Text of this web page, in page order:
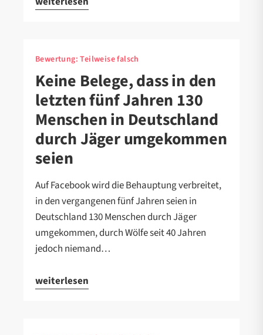
Bewertung:Teilweise falsch
Keine Belege, dass in den
letzten fünf Jahren 130
Menschen in Deutschland
durch Jäger umgekommen
seien
Auf Facebook wird die Behauptung verbreitet,
in den vergangenen fünf Jahren seien in
Deutschland 130 Menschen durch Jäger
umgekommen, durch Wölfe seit 40 Jahren
jedoch niemand…
weiterlesen